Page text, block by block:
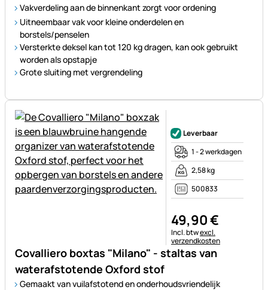
Vakverdeling aan de binnenkant zorgt voor ordening
Uitneembaar vak voor kleine onderdelen en
borstels/penselen
Versterkte deksel kan tot 120 kg dragen, kan ook gebruikt
worden als opstapje
Grote sluiting met vergrendeling
Covalliero boxtas "Milano" - staltas van
waterafstotende Oxford stof
Gemaakt van vuilafstotend en onderhoudsvriendelijk
Leverbaar
1 - 2 werkdagen
2,58 kg
500833
49,90€
Belastinginformatie:
Incl. btwexcl.
verzendkosten